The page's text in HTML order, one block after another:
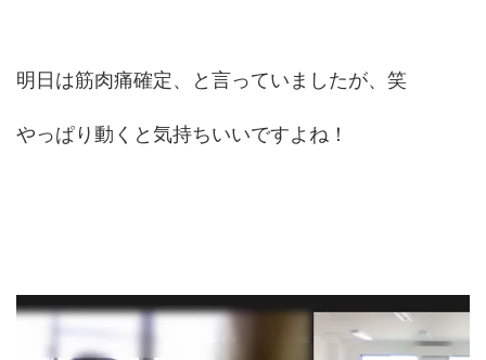
明日は筋肉痛確定、と言っていましたが、笑
やっぱり動くと気持ちいいですよね！